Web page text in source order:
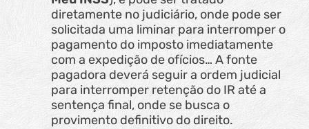
diretamente no judiciário, onde pode ser
solicitada uma liminar para interromper o
pagamento do imposto imediatamente
com a expedição de ofícios… A fonte
pagadora deverá seguir a ordem judicial
para interromper retenção do IR até a
sentença final, onde se busca o
provimento definitivo do direito.